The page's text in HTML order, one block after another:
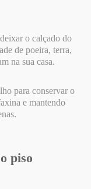
o calçado do
de poeira, terra,
na sua casa.
para conservar o
e mantendo
piso